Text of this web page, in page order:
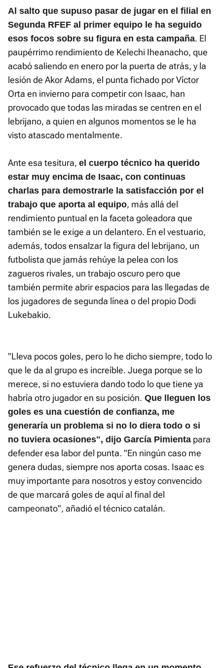
Al salto que supuso pasar de jugar en el filial en
Segunda RFEF al primer equipo le ha seguido
esos focos sobre su figura en esta campaña. El
paupérrimo rendimiento de Kelechi Iheanacho, que
acabó saliendo en enero por la puerta de atrás, y la
lesión de Akor Adams, el punta fichado por Víctor
Orta en invierno para competir con Isaac, han
provocado que todas las miradas se centren en el
lebrijano, a quien en algunos momentos se le ha
visto atascado mentalmente.
Ante esa tesitura, el cuerpo técnico ha querido
estar muy encima de Isaac, con continuas
charlas para demostrarle la satisfacción por el
trabajo que aporta al equipo, más allá del
rendimiento puntual en la faceta goleadora que
también se le exige a un delantero. En el vestuario,
además, todos ensalzar la figura del lebrijano, un
futbolista que jamás rehúye la pelea con los
zagueros rivales, un trabajo oscuro pero que
también permite abrir espacios para las llegadas de
los jugadores de segunda línea o del propio Dodi
Lukebakio.
"Lleva pocos goles, pero lo he dicho siempre, todo lo
que le da al grupo es increíble. Juega porque se lo
merece, si no estuviera dando todo lo que tiene ya
habría otro jugador en su posición. Que lleguen los
goles es una cuestión de confianza, me
generaría un problema si no lo diera todo o si
no tuviera ocasiones", dijo García Pimienta para
defender esa labor del punta. "En ningún caso me
genera dudas, siempre nos aporta cosas. Isaac es
muy importante para nosotros y estoy convencido
de que marcará goles de aquí al final del
campeonato", añadió el técnico catalán.